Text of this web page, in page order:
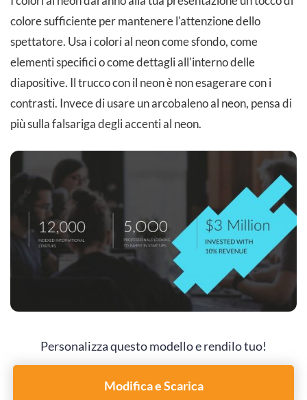
colore sufficiente per mantenere l'attenzione dello
spettatore. Usa i colori al neon come sfondo, come
elementi specifici o come dettagli all'interno delle
diapositive. Il trucco con il neon è non esagerare con i
contrasti. Invece di usare un arcobaleno al neon, pensa di
più sulla falsariga degli accenti al neon.
Personalizza questo modello e rendilo tuo!
Modifica e Scarica